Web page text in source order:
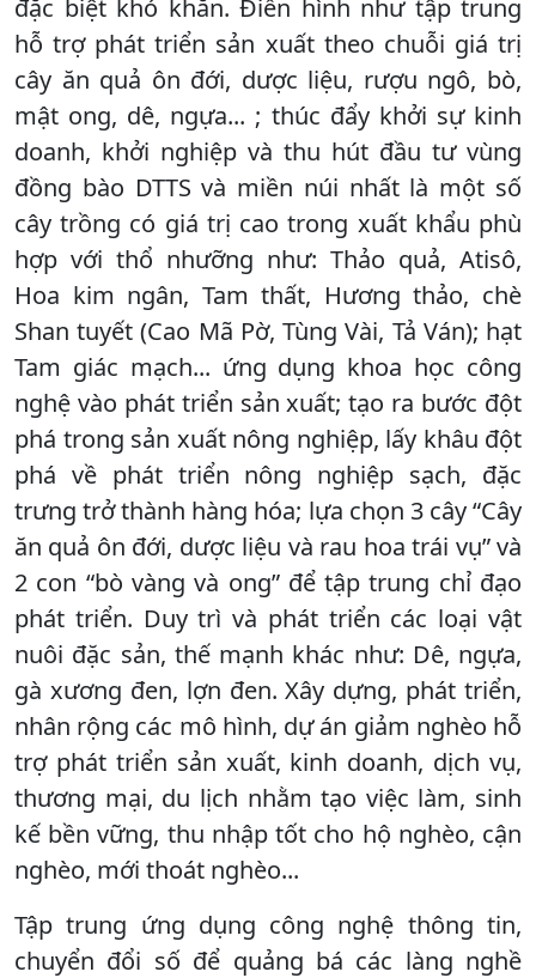
đặc biệt khó khăn. Điển hình như tập trung
hỗ trợ phát triển sản xuất theo chuỗi giá trị
cây ăn quả ôn đới, dược liệu, rượu ngô, bò,
mật ong, dê, ngựa... ; thúc đẩy khởi sự kinh
doanh, khởi nghiệp và thu hút đầu tư vùng
đồng bào DTTS và miền núi nhất là một số
cây trồng có giá trị cao trong xuất khẩu phù
hợp với thổ nhưỡng như: Thảo quả, Atisô,
Hoa kim ngân, Tam thất, Hương thảo, chè
Shan tuyết (Cao Mã Pờ, Tùng Vài, Tả Ván); hạt
Tam giác mạch... ứng dụng khoa học công
nghệ vào phát triển sản xuất; tạo ra bước đột
phá trong sản xuất nông nghiệp, lấy khâu đột
phá về phát triển nông nghiệp sạch, đặc
trưng trở thành hàng hóa; lựa chọn 3 cây “Cây
ăn quả ôn đới, dược liệu và rau hoa trái vụ” và
2 con “bò vàng và ong” để tập trung chỉ đạo
phát triển. Duy trì và phát triển các loại vật
nuôi đặc sản, thế mạnh khác như: Dê, ngựa,
gà xương đen, lợn đen. Xây dựng, phát triển,
nhân rộng các mô hình, dự án giảm nghèo hỗ
trợ phát triển sản xuất, kinh doanh, dịch vụ,
thương mại, du lịch nhằm tạo việc làm, sinh
kế bền vững, thu nhập tốt cho hộ nghèo, cận
nghèo, mới thoát nghèo...
Tập trung ứng dụng công nghệ thông tin,
chuyển đổi số để quảng bá các làng nghề